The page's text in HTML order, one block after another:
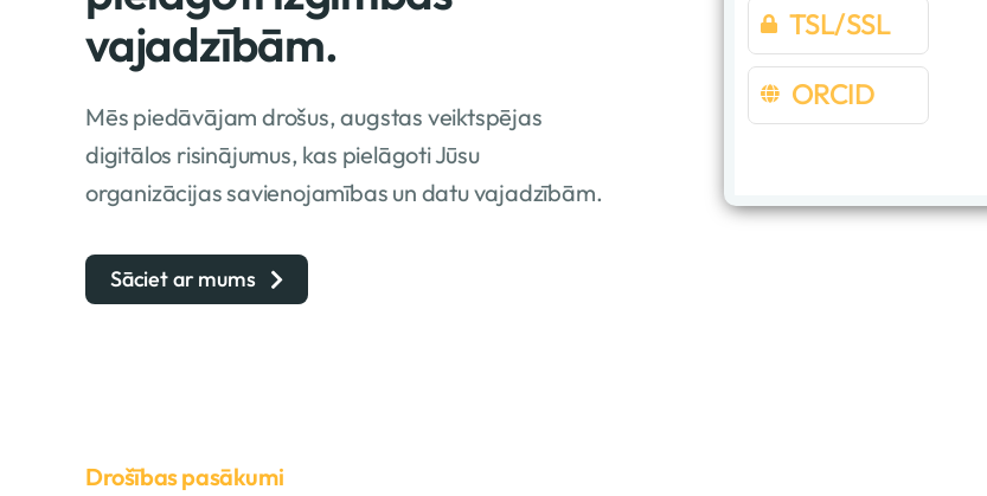
vajadzībām.
Mēs piedāvājam drošus, augstas veiktspējas
digitālos risinājumus, kas pielāgoti Jūsu
organizācijas savienojamības un datu vajadzībām.
Sāciet ar mums
TSL/SSL
ORCID
Drošības pasākumi